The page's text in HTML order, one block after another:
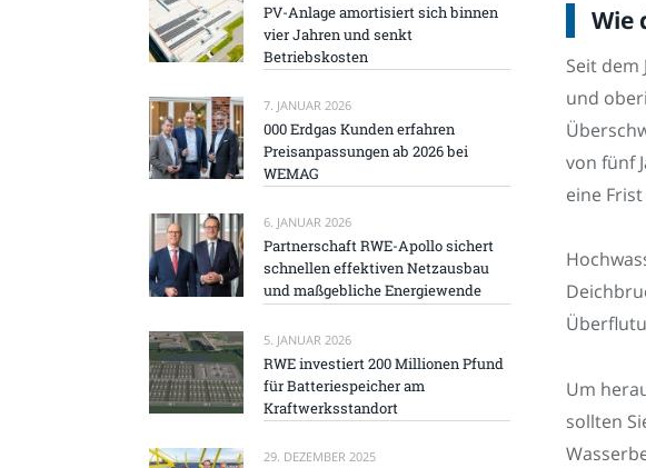
Wie
Seit
und
von fünf
eine
Um
sollten
PV-Anlage amortisiert sich binnen
vier Jahren und senkt
Betriebskosten
7. JANUAR 2026
000 Erdgas Kunden erfahren
Preisanpassungen ab 2026 bei
WEMAG
6. JANUAR 2026
Partnerschaft RWE-Apollo sichert
schnellen effektiven Netzausbau
und maßgebliche Energiewende
5. JANUAR 2026
RWE investiert 200 Millionen Pfund
für Batteriespeicher am
Kraftwerksstandort
29. DEZEMBER 2025